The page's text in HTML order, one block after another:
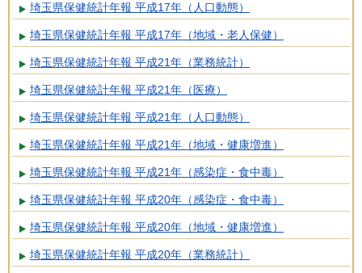
埼玉県保健統計年報 平成17年（人口動態）
埼玉県保健統計年報 平成17年（地域・老人保健）
埼玉県保健統計年報 平成21年（業務統計）
埼玉県保健統計年報 平成21年（医療）
埼玉県保健統計年報 平成21年（人口動態）
埼玉県保健統計年報 平成21年（地域・健康増進）
埼玉県保健統計年報 平成21年（感染症・食中毒）
埼玉県保健統計年報 平成20年（感染症・食中毒）
埼玉県保健統計年報 平成20年（地域・健康増進）
埼玉県保健統計年報 平成20年（業務統計）